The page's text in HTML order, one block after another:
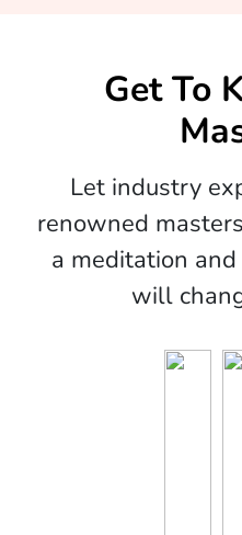
Get To
Let industry
renowned
a meditation
will